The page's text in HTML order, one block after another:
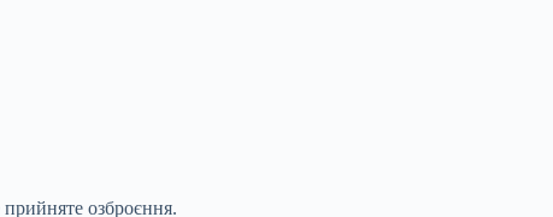
прийняте озброєння.